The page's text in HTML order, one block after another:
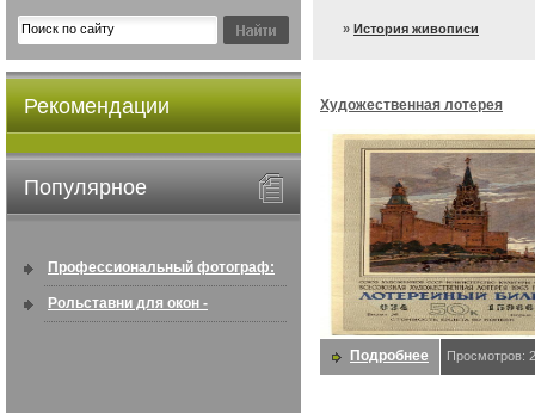
» История живописи
Рекомендации
Популярное
Профессиональный фотограф:
искусство создавать снимки, ...
Рольставни для окон -
Художественная лотерея
Подробнее Просмотров: